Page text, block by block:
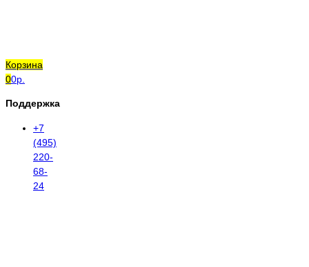
Корзина
00р.
Поддержка
+7
(495)
220-
68-
24